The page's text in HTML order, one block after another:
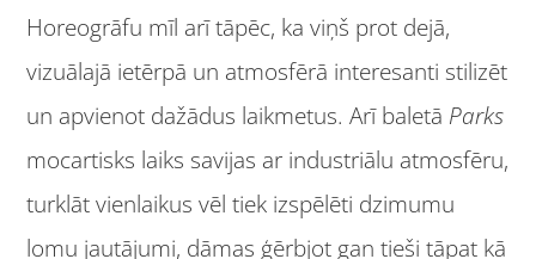
Horeogrāfu mīl arī tāpēc, ka viņš prot dejā,
vizuālajā ietērpā un atmosfērā interesanti stilizēt
un apvienot dažādus laikmetus. Arī baletā Parks
mocartisks laiks savijas ar industriālu atmosfēru,
turklāt vienlaikus vēl tiek izspēlēti dzimumu
lomu jautājumi, dāmas ģērbjot gan tieši tāpat kā